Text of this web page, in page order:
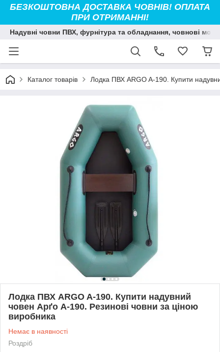
БЕЗКОШТОВНА ДОСТАВКА ЧОВНІВ! ОПЛАТА
ПРИ ОТРИМАННІ!
Надувні човни ПВХ, фурнітура та обладнання, човнові
Каталог товарів Лодка ПВХ ARGO A-190. Купити
Лодка ПВХ ARGO A-190. Купити надувний
човен Арґо А-190. Резинові човни за ціною
виробника
Немає в наявності
Роздріб